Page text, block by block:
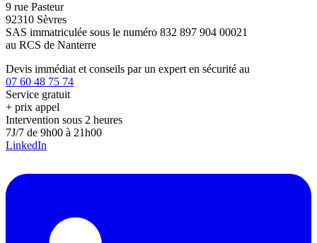
9 rue Pasteur
92310 Sèvres
SAS immatriculée sous le numéro 832 897 904 00021
au RCS de Nanterre
Devis immédiat et conseils par un expert en sécurité au
07 60 48 75 74
Service gratuit
+ prix appel
Intervention sous 2 heures
7J/7 de 9h00 à 21h00
LinkedIn